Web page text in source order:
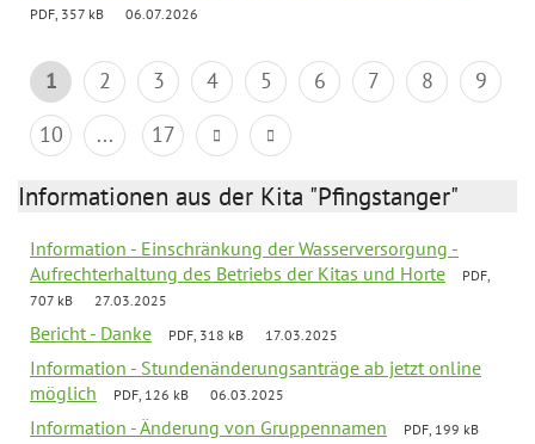
PDF, 357 kB 06.07.2026
1 2 3 4 5 6 7 8
9
10
... 17
Informationen aus der Kita "Pfingstanger"
Information - Einschränkung der Wasserversorgung -
Aufrechterhaltung des Betriebs der Kitas und Horte
PDF,
707 kB
27.03.2025
Bericht - Danke PDF, 318 kB 17.03.2025
Information - Stundenänderungsanträge ab jetzt online
möglich
PDF, 126 kB 06.03.2025
Information - Änderung von Gruppennamen
PDF, 199 kB